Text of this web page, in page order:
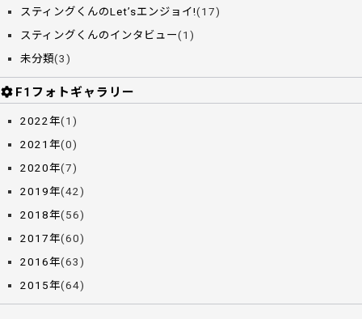
スティングくんのLet’sエンジョイ!(17)
スティングくんのインタビュー(1)
未分類(3)
F1フォトギャラリー
2022年(1)
2021年(0)
2020年(7)
2019年(42)
2018年(56)
2017年(60)
2016年(63)
2015年(64)